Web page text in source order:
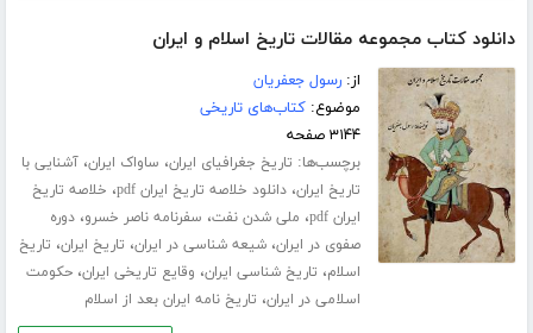
دانلود کتاب مجموعه مقالات تاریخ اسلام و ایران
از:رسول جعفریان
موضوع:کتاب‌های تاریخی
۳۱۴۴ صفحه
برچسب‌ها: تاریخ جغرافیای ایران، ساواک ایران،آشنایی با
تاریخ ایران،دانلود خلاصه تاریخ ایران pdf ، خلاصه تاریخ
ایران pdf
، ملی شدن نفت، سفرنامه ناصر خسرو،دوره
صفوی در ایران،شیعه شناسی در ایران، تاریخ ایران، تاریخ
اسلام، تاریخ شناسی ایران، وقایع تاریخی ایران،حکومت
اسلامی در ایران، تاریخ نامه ایران بعد از اسلام